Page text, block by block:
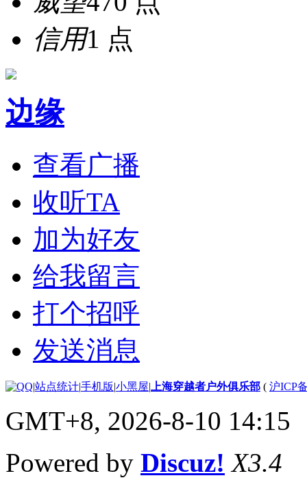
信用1 点
边缘
查看广播
收听TA
加为好友
给我留言
打个招呼
发送消息
|站点统计|手机版|小黑屋| 上海穿越者户外俱乐部 ( 沪ICP
GMT+8, 2026-8-10 14:15
Powered by Discuz! X3.4